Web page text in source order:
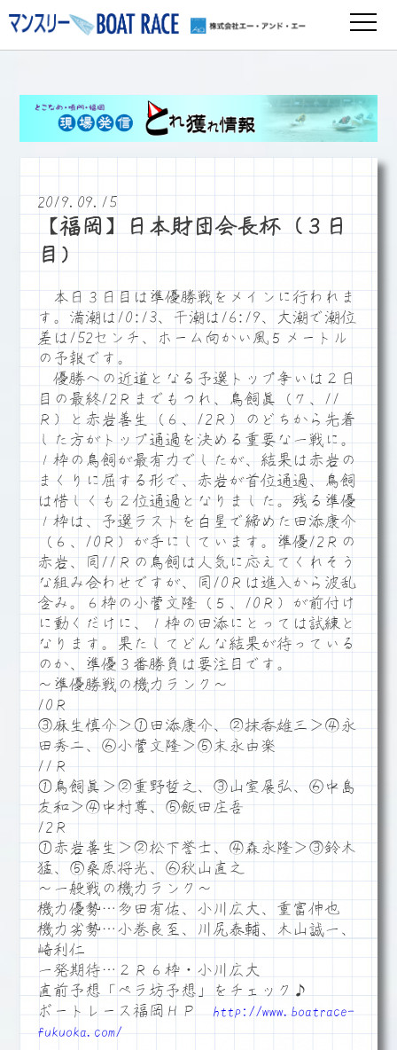
2019.09.15
【福岡】日本財団会長杯（３日
目）
本日３日目は準優勝戦をメインに行われま
す。満潮は10:13、干潮は16:19、大潮で潮位
差は152センチ、ホーム向かい風５メートル
の予報です。
優勝への近道となる予選トップ争いは２日
目の最終12Ｒまでもつれ、鳥飼眞（７、11
Ｒ）と赤岩善生（６、12Ｒ）のどちから先着
した方がトップ通過を決める重要な一戦に。
１枠の鳥飼が最有力でしたが、結果は赤岩の
まくりに屈する形で、赤岩が首位通過、鳥飼
は惜しくも２位通過となりました。残る準優
１枠は、予選ラストを白星で締めた田添康介
（６、10Ｒ）が手にしています。準優12Ｒの
赤岩、同11Ｒの鳥飼は人気に応えてくれそう
な組み合わせですが、同10Ｒは進入から波乱
含み。６枠の小菅文隆（５、10Ｒ）が前付け
に動くだけに、１枠の田添にとっては試練と
なります。果たしてどんな結果が待っている
のか、準優３番勝負は要注目です。
～準優勝戦の機力ランク～
10Ｒ
③麻生慎介＞①田添康介、②抹香雄三＞④永
田秀二、⑥小菅文隆＞⑤末永由楽
11Ｒ
①鳥飼眞＞②重野哲之、③山室展弘、⑥中島
友和＞④中村尊、⑤飯田庄吾
12Ｒ
①赤岩善生＞②松下誉士、④森永隆＞③鈴木
猛、⑤桑原将光、⑥秋山直之
～一般戦の機力ランク～
機力優勢…多田有佑、小川広大、重富伸也
機力劣勢…小巻良至、川尻泰輔、木山誠一、
崎利仁
一発期待…２Ｒ６枠・小川広大
直前予想「ペラ坊予想」をチェック♪
ボートレース福岡ＨＰ http://www.boatrace-
fukuoka.com/